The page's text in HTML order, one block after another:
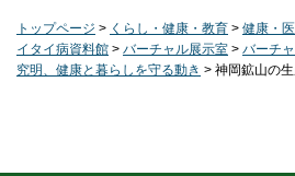
トップページ > くらし・健康・教育 > 健康・
イタイ病資料館 > バーチャル展示室 > バーチ
究明、健康と暮らしを守る動き > 神岡鉱山の